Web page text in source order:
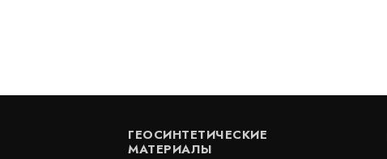
ГЕОСИНТЕТИЧЕСКИЕ
МАТЕРИАЛЫ